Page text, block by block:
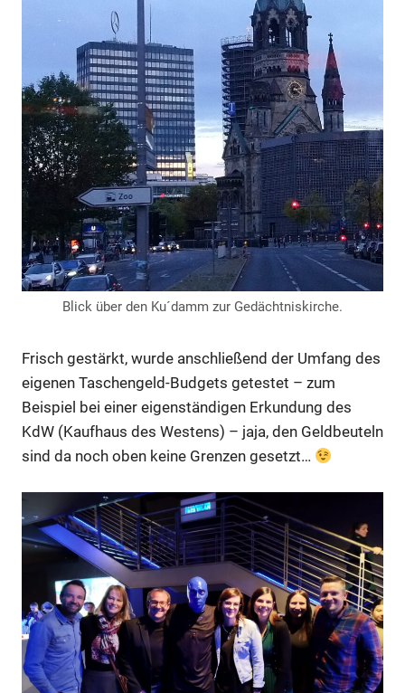
Blick über den Ku´damm zur Gedächtniskirche.
Frisch gestärkt, wurde anschließend der Umfang des
eigenen Taschengeld-Budgets getestet – zum
Beispiel bei einer eigenständigen Erkundung des
KdW (Kaufhaus des Westens) – jaja, den Geldbeuteln
sind da noch oben keine Grenzen gesetzt…